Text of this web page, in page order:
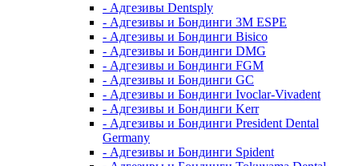
- Адгезивы Dentsply
- Адгезивы и Бондинги 3M ESPE
- Адгезивы и Бондинги Bisico
- Адгезивы и Бондинги DMG
- Адгезивы и Бондинги FGM
- Адгезивы и Бондинги GC
- Адгезивы и Бондинги Ivoclar-Vivadent
- Адгезивы и Бондинги Kerr
- Адгезивы и Бондинги President Dental
Germany
- Адгезивы и Бондинги Spident